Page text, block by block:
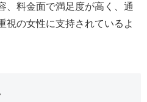
、料金面で満足度が高く、通
視の女性に支持されているよ